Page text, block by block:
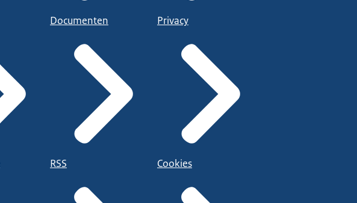
Documenten
RSS
Privacy
Cookies